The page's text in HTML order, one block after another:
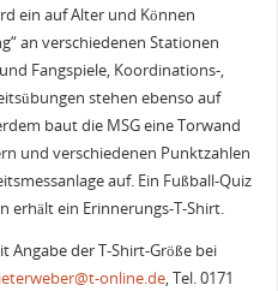
ein auf Alter und Können
an verschiedenen Stationen
Fangspiele, Koordinations-,
stehen ebenso auf
baut die MSG eine Torwand
und verschiedenen Punktzahlen
auf. Ein Fußball-Quiz
erhält ein Erinnerungs-T-Shirt.
Angabe der T-Shirt-Größe bei
online.de, Tel. 0171